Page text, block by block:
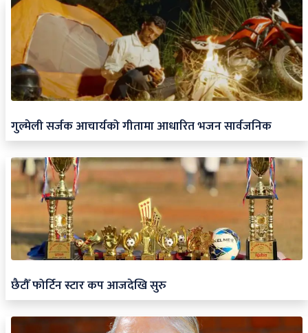
गुल्मेली सर्जक आचार्यको गीतामा आधारित भजन सार्वजनिक
छैटौँ फोर्टिन स्टार कप आजदेखि सुरु